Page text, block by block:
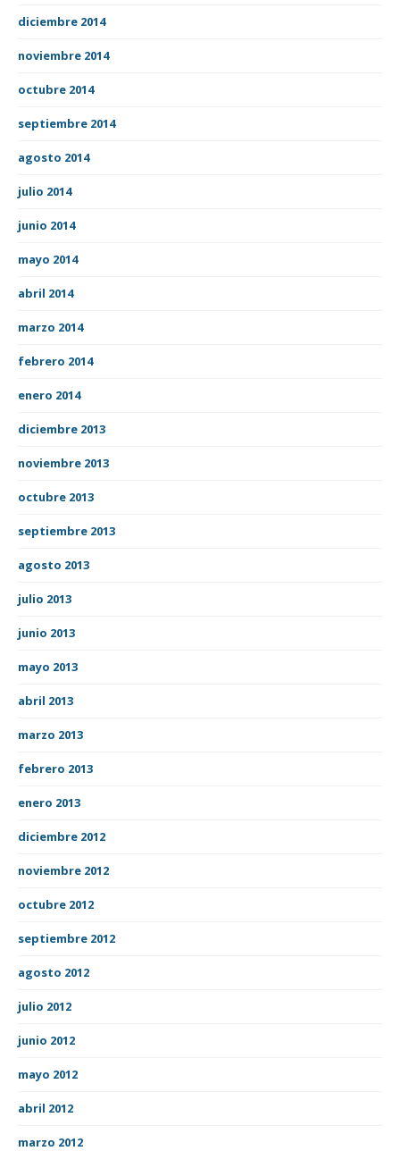
diciembre 2014
noviembre 2014
octubre 2014
septiembre 2014
agosto 2014
julio 2014
junio 2014
mayo 2014
abril 2014
marzo 2014
febrero 2014
enero 2014
diciembre 2013
noviembre 2013
octubre 2013
septiembre 2013
agosto 2013
julio 2013
junio 2013
mayo 2013
abril 2013
marzo 2013
febrero 2013
enero 2013
diciembre 2012
noviembre 2012
octubre 2012
septiembre 2012
agosto 2012
julio 2012
junio 2012
mayo 2012
abril 2012
marzo 2012